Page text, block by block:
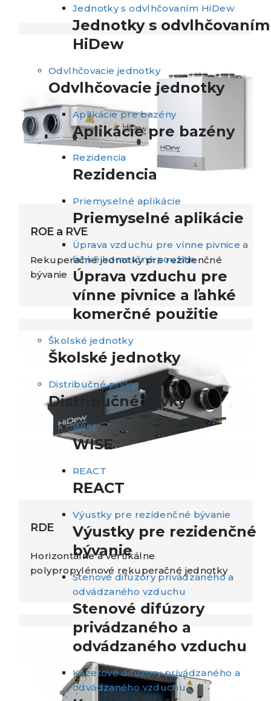
Jednotky s odvlhčovaním HiDew
Jednotky s odvlhčovaním
HiDew
Odvlhčovacie jednotky
Odvlhčovacie jednotky
Aplikácie pre bazény
Aplikácie pre bazény
Rezidencia
Rezidencia
Priemyselné aplikácie
Priemyselné aplikácie
Úprava vzduchu pre vínne pivnice a
ľahké komerčné použitie
Úprava vzduchu pre
vínne pivnice a ľahké
komerčné použitie
Školské jednotky
Školské jednotky
Distribučné prvky
Distribučné prvky
WISE
WISE
REACT
REACT
Výustky pre rezidenčné bývanie
Výustky pre rezidenčné
bývanie
Stenové difúzory privádzaného a
odvádzaného vzduchu
Stenové difúzory
privádzaného a
odvádzaného vzduchu
Kazetové difúzory privádzaného a
odvádzaného vzduchu
ROE a RVE
Rekuperačné jednotky pre rezidenčné
bývanie
RDE
Horizontálne a vertikálne
polypropylénové rekuperačné jednotky